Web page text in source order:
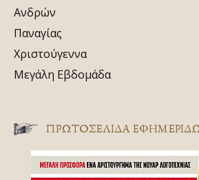
Ανδρών
Παναγίας
Χριστούγεννα
Μεγάλη Εβδομάδα
ΠΡΩΤΟΣΈΛΙΔΑ